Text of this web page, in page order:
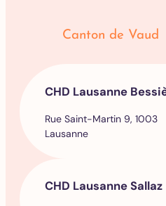
Canton de Vaud
CHD Lausanne
Rue Saint-Martin 9, 1003
Lausanne
CHD Lausanne Sallaz